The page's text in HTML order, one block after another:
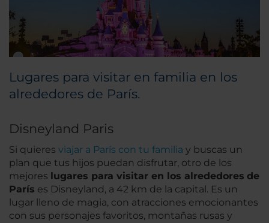
Lugares para visitar en familia en los
alrededores de París.
Disneyland Paris
Si quieres viajar a París con tu familia y buscas un
plan que tus hijos puedan disfrutar, otro de los
mejores lugares para visitar en los alrededores de
París es Disneyland, a 42 km de la capital. Es un
lugar lleno de magia, con atracciones emocionantes
con sus personajes favoritos, montañas rusas y